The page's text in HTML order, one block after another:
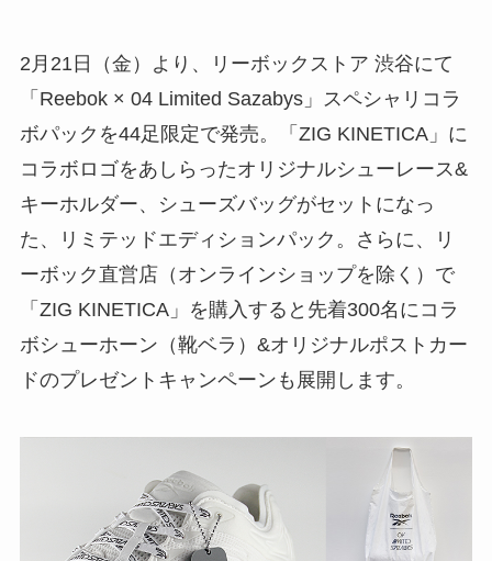
2月21日（金）より、リーボックストア 渋谷にて
「Reebok × 04 Limited Sazabys」スペシャリコラ
ボパックを44足限定で発売。「ZIG KINETICA」に
コラボロゴをあしらったオリジナルシューレース&
キーホルダー、シューズバッグがセットになっ
た、リミテッドエディションパック。さらに、リ
ーボック直営店（オンラインショップを除く）で
「ZIG KINETICA」を購入すると先着300名にコラ
ボシューホーン（靴ベラ）&オリジナルポストカー
ドのプレゼントキャンペーンも展開します。